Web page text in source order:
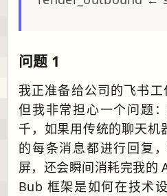
问题 1
我正准备给公司的飞书工
但我非常担心一个问题
千，如果用传统的聊天机
的每条消息都进行回复
屏，还会瞬间消耗完我的
Bub 框架是如何在技术